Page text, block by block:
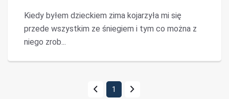
Kiedy byłem dzieckiem zima kojarzyła mi się
przede wszystkim ze śniegiem i tym co można z
niego zrob...
1